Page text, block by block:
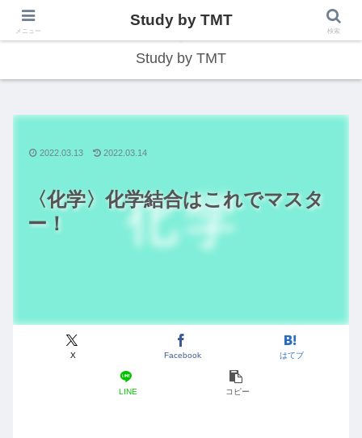
総合型学習サイト
Study by TMT
〈化学〉化学結合はこれでマスタ
ー！
X Facebook はてブ
LINE コピー
2022.03.13 2022.03.14
メニュー
Study by TMT
検索